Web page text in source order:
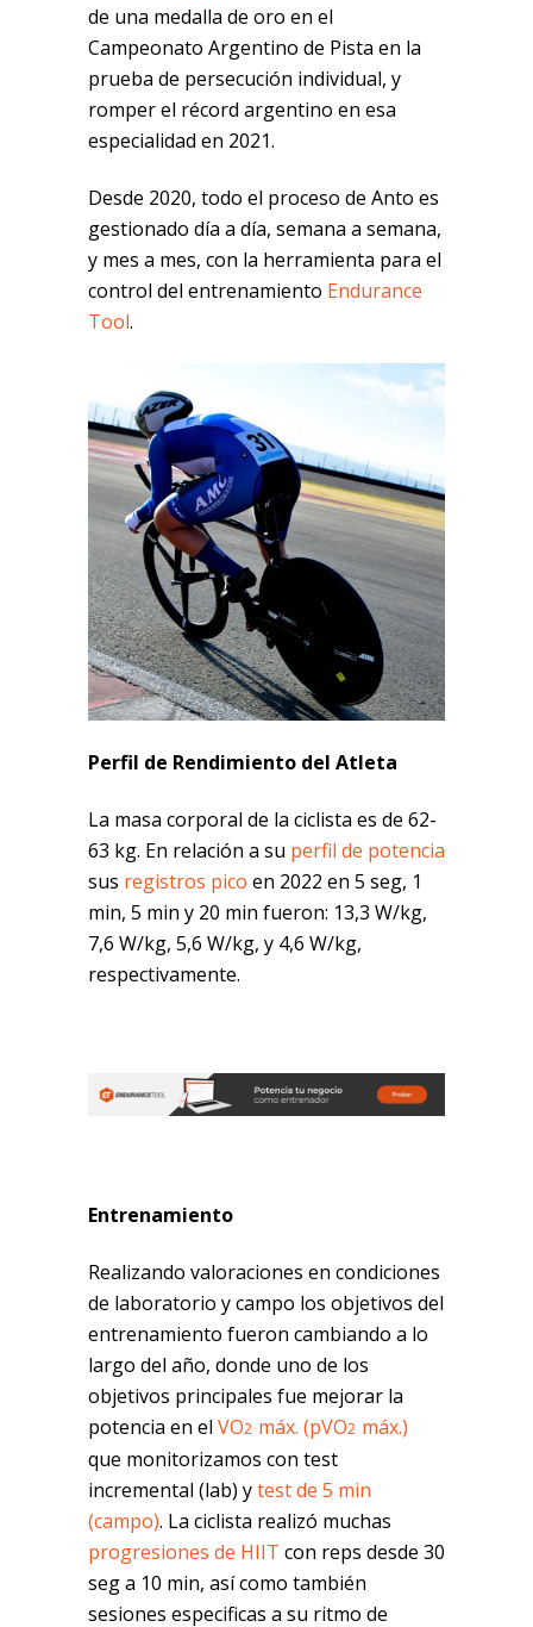
de una medalla de oro en el
Campeonato Argentino de Pista en la
prueba de persecución individual, y
romper el récord argentino en esa
especialidad en 2021.
Desde 2020, todo el proceso de Anto es
gestionado día a día, semana a semana,
y mes a mes, con la herramienta para el
control del entrenamiento Endurance
Tool.
Perfil de Rendimiento del Atleta
La masa corporal de la ciclista es de 62-
63 kg. En relación a su perfil de potencia
sus registros pico en 2022 en 5 seg, 1
min, 5 min y 20 min fueron: 13,3 W/kg,
7,6 W/kg, 5,6 W/kg, y 4,6 W/kg,
respectivamente.
Entrenamiento
Realizando valoraciones en condiciones
de laboratorio y campo los objetivos del
entrenamiento fueron cambiando a lo
largo del año, donde uno de los
objetivos principales fue mejorar la
potencia en el VO2 máx. (pVO2 máx.)
que monitorizamos con test
incremental (lab) ytest de 5 min
(campo). La ciclista realizó muchas
progresiones de HIIT con reps desde 30
seg a 10 min, así como también
sesiones especificas a su ritmo de